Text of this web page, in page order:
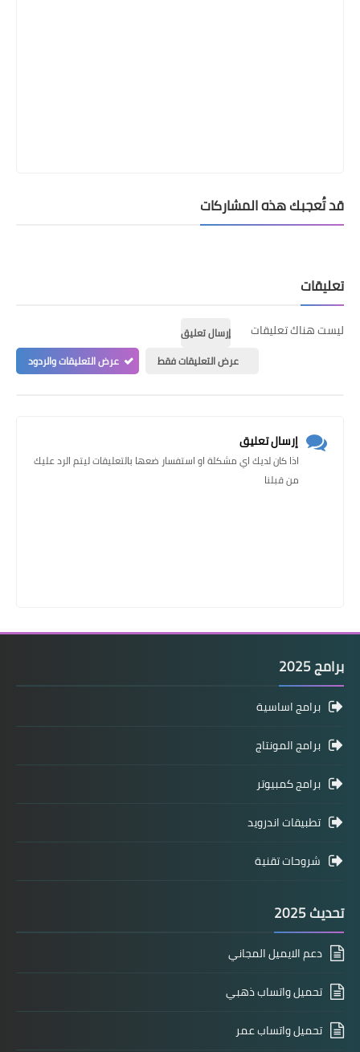
قد تُعجبك هذه المشاركات
تعليقات
ليست هناك تعليقات
إرسال تعليق
عرض التعليقات فقط
عرض التعليقات والردود
إرسال تعليق
اذا كان لديك اي مشكلة او استفسار ضعها بالتعليقات ليتم الرد عليك
من قبلنا
برامج 2025
برامج اساسية
برامج المونتاج
برامج كمبيوتر
تطبيقات اندرويد
شروحات تقنية
تحديث 2025
دعم الايميل المجاني
تحميل واتساب ذهبي
تحميل واتساب عمر